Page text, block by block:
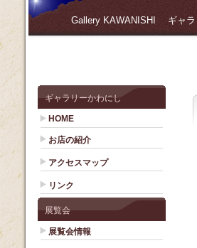
Gallery KAWANISHI ギャラ
ギャラリーかわにし
HOME
お店の紹介
アクセスマップ
リンク
展覧会
展覧会情報